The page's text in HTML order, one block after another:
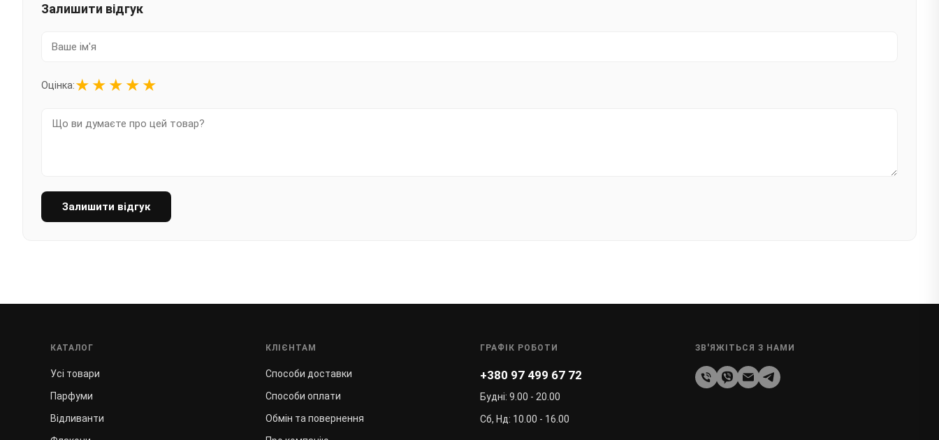
Залишити відгук
Оцінка:★ ★ ★ ★ ★
Залишити відгук
КАТАЛОГ
Усі товари
Парфуми
Відливанти
КЛІЄНТАМ
Способи доставки
Способи оплати
Обмін та повернення
ГРАФІК РОБОТИ
+380 97 499 67 72
Будні: 9.00 - 20.00
Сб, Нд: 10.00 - 16.00
ЗВ'ЯЖІТЬСЯ З НАМИ